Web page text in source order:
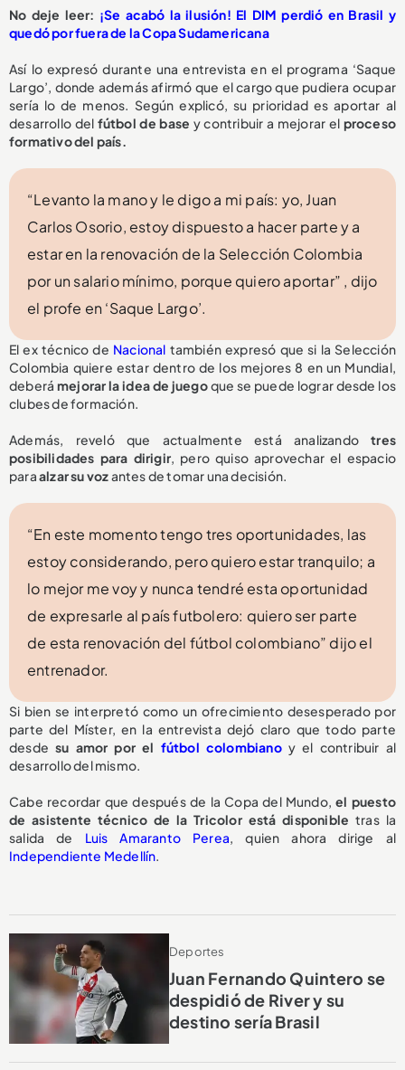
No deje leer: ¡Se acabó la ilusión! El DIM perdió en Brasil y
quedó por fuera de la Copa Sudamericana
Así lo expresó durante una entrevista en el programa ‘Saque
Largo’, donde además afirmó que el cargo que pudiera ocupar
sería lo de menos. Según explicó, su prioridad es aportar al
desarrollo del fútbol de base y contribuir a mejorar el proceso
formativo del país.
“Levanto la mano y le digo a mi país: yo, Juan
Carlos Osorio, estoy dispuesto a hacer parte y a
estar en la renovación de la Selección Colombia
por un salario mínimo, porque quiero aportar” , dijo
el profe en ‘Saque Largo’.
El ex técnico de Nacional también expresó que si la Selección
Colombia quiere estar dentro de los mejores 8 en un Mundial,
deberá mejorar la idea de juegoque se puede lograr desde los
clubes de formación.
Además, reveló que actualmente está analizandotres
posibilidades para dirigir, pero quiso aprovechar el espacio
paraalzar su vozantes de tomar una decisión.
“En este momento tengo tres oportunidades, las
estoy considerando, pero quiero estar tranquilo; a
lo mejor me voy y nunca tendré esta oportunidad
de expresarle al país futbolero: quiero ser parte
de esta renovación del fútbol colombiano” dijo el
entrenador.
Si bien se interpretó como un ofrecimiento desesperado por
parte del Míster, en la entrevista dejó claro que todo parte
desdesu amor por el fútbol colombianoy el contribuir al
desarrollo del mismo.
Cabe recordar que después de la Copa del Mundo,el puesto
de asistente técnico de la Tricolorestá disponible tras la
salida de Luis Amaranto Perea, quien ahora dirige al
Independiente Medellín.
Deportes
Juan Fernando Quintero se
despidió de River y su
destino sería Brasil